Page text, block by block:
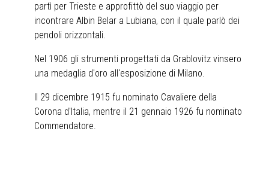
partì per Trieste e approfittò del suo viaggio per
incontrare Albin Belar a Lubiana, con il quale parlò dei
pendoli orizzontali.
Nel 1906 gli strumenti progettati da Grablovitz vinsero
una medaglia d'oro all'esposizione di Milano.
Il 29 dicembre 1915 fu nominato Cavaliere della
Corona d'Italia, mentre il 21 gennaio 1926 fu nominato
Commendatore.